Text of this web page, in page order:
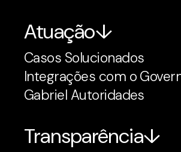
Atuação
Casos Solucionados
Integrações com o
Gabriel Autoridades
Transparência